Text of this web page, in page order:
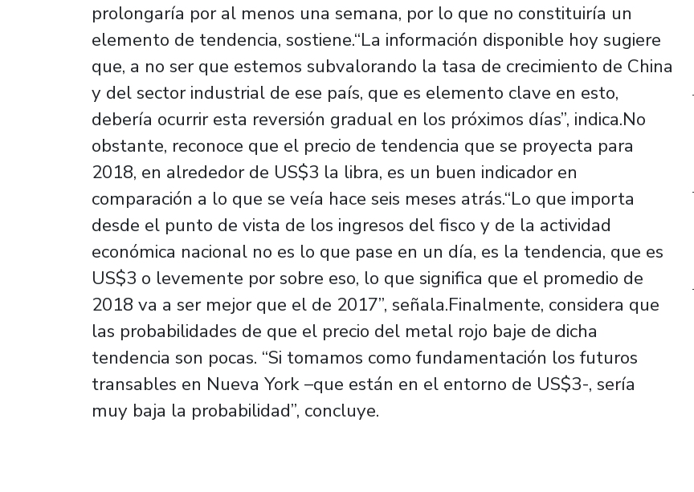
prolongaría por al menos una semana, por lo que no constituiría un
elemento de tendencia, sostiene.“La información disponible hoy sugiere
que, a no ser que estemos subvalorando la tasa de crecimiento de China
y del sector industrial de ese país, que es elemento clave en esto,
debería ocurrir esta reversión gradual en los próximos días”, indica.No
obstante, reconoce que el precio de tendencia que se proyecta para
2018, en alrededor de US$3 la libra, es un buen indicador en
comparación a lo que se veía hace seis meses atrás.“Lo que importa
desde el punto de vista de los ingresos del fisco y de la actividad
económica nacional no es lo que pase en un día, es la tendencia, que es
US$3 o levemente por sobre eso, lo que significa que el promedio de
2018 va a ser mejor que el de 2017”, señala.Finalmente, considera que
las probabilidades de que el precio del metal rojo baje de dicha
tendencia son pocas. “Si tomamos como fundamentación los futuros
transables en Nueva York –que están en el entorno de US$3-, sería
muy baja la probabilidad”, concluye.